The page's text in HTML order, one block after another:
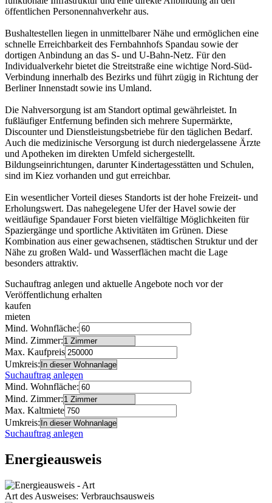
öffentlichen Personennahverkehr aus.
Bushaltestellen liegen in unmittelbarer Nähe und ermöglichen eine
schnelle Erreichbarkeit des Fernbahnhofs Spandau sowie der
dortigen Anbindung an das S- und U-Bahn-Netz. Für den
Individualverkehr bietet die Streitstraße eine wichtige Nord-Süd-
Verbindung innerhalb des Bezirks und führt zügig in Richtung der
Berliner Innenstadt sowie ins Umland.
Die Nahversorgung ist am Standort optimal gewährleistet. In
fußläufiger Entfernung befinden sich mehrere Supermärkte,
Discounter und Dienstleistungsbetriebe für den täglichen Bedarf.
Auch die medizinische Versorgung ist durch niedergelassene Ärzte
und Apotheken im direkten Umfeld sichergestellt.
Bildungseinrichtungen, darunter Kindertagesstätten und Schulen,
sind im Kiez vorhanden und gut erreichbar.
Ein wesentlicher Vorteil dieses Standorts ist der hohe Freizeit- und
Erholungswert. Das nahegelegene Ufer der Havel sowie der
weitläufige Spandauer Forst bieten vielfältige Möglichkeiten für
Spaziergänge und sportliche Aktivitäten im Grünen. Diese
Kombination aus einer gewachsenen, städtischen Struktur und der
Nähe zu großen Wald- und Wasserflächen macht die Lage
besonders attraktiv.
Suchauftrag anlegen und aktuelle Angebote noch vor der
Veröffentlichung erhalten
kaufen
mieten
Mind. Wohnfläche:
Mind. Zimmer:
Max. Kaufpreis
Umkreis:
Suchauftrag anlegen
Mind. Wohnfläche:
Mind. Zimmer:
Max. Kaltmiete
Umkreis:
Suchauftrag anlegen
Energieausweis
Art des Ausweises: Verbrauchsausweis